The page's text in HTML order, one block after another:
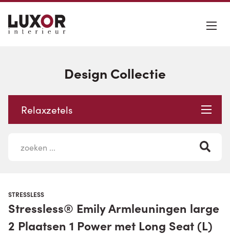
Design Collectie
Relaxzetels
STRESSLESS
Stressless® Emily Armleuningen large
2 Plaatsen 1 Power met Long Seat (L)